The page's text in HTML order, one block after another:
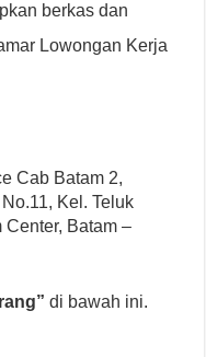
berkas dan
Lowongan Kerja
Cab Batam 2,
Kel. Teluk
Center, Batam –
di bawah ini.